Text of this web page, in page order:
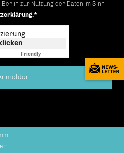
zur Nutzung der Daten im Sinn
Friendly